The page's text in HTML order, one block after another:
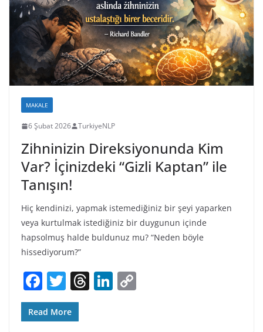
MAKALE
6 Şubat 2026 TurkiyeNLP
Zihninizin Direksiyonunda Kim
Var? İçinizdeki “Gizli Kaptan” ile
Tanışın!
Hiç kendinizi, yapmak istemediğiniz bir şeyi yaparken
veya kurtulmak istediğiniz bir duygunun içinde
hapsolmuş halde buldunuz mu? “Neden böyle
hissediyorum?”
F
a
c
T
w
itt
T Li
Read More